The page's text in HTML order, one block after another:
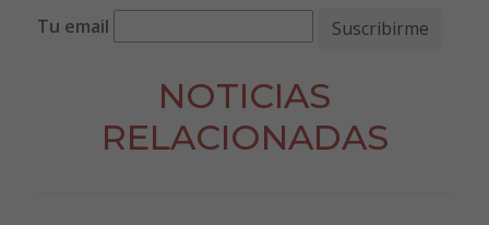
Tu email
NOTICIAS
RELACIONADAS